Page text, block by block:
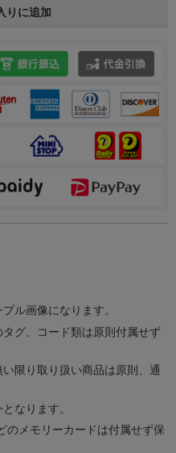
りに追加
ル画像になります。
グ、コード類は原則付属せず
限り取り扱い商品は原則、通
なります。
のメモリーカードは付属せず保